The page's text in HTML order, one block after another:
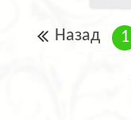
Назад 1